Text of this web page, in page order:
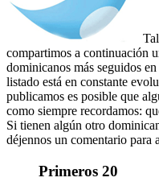
Tal
compartimos a continuación
dominicanos más seguidos en
listado está en constante
publicamos es posible que
como siempre recordamos:
Si tienen algún otro
déjennos un comentario para
Primeros 20